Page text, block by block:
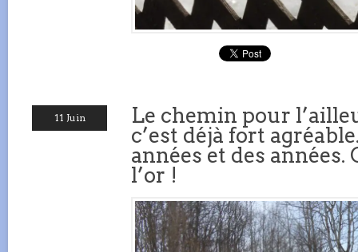
11 Juin
Le chemin pour
c’est déjà fort
années et des années.
l’or !